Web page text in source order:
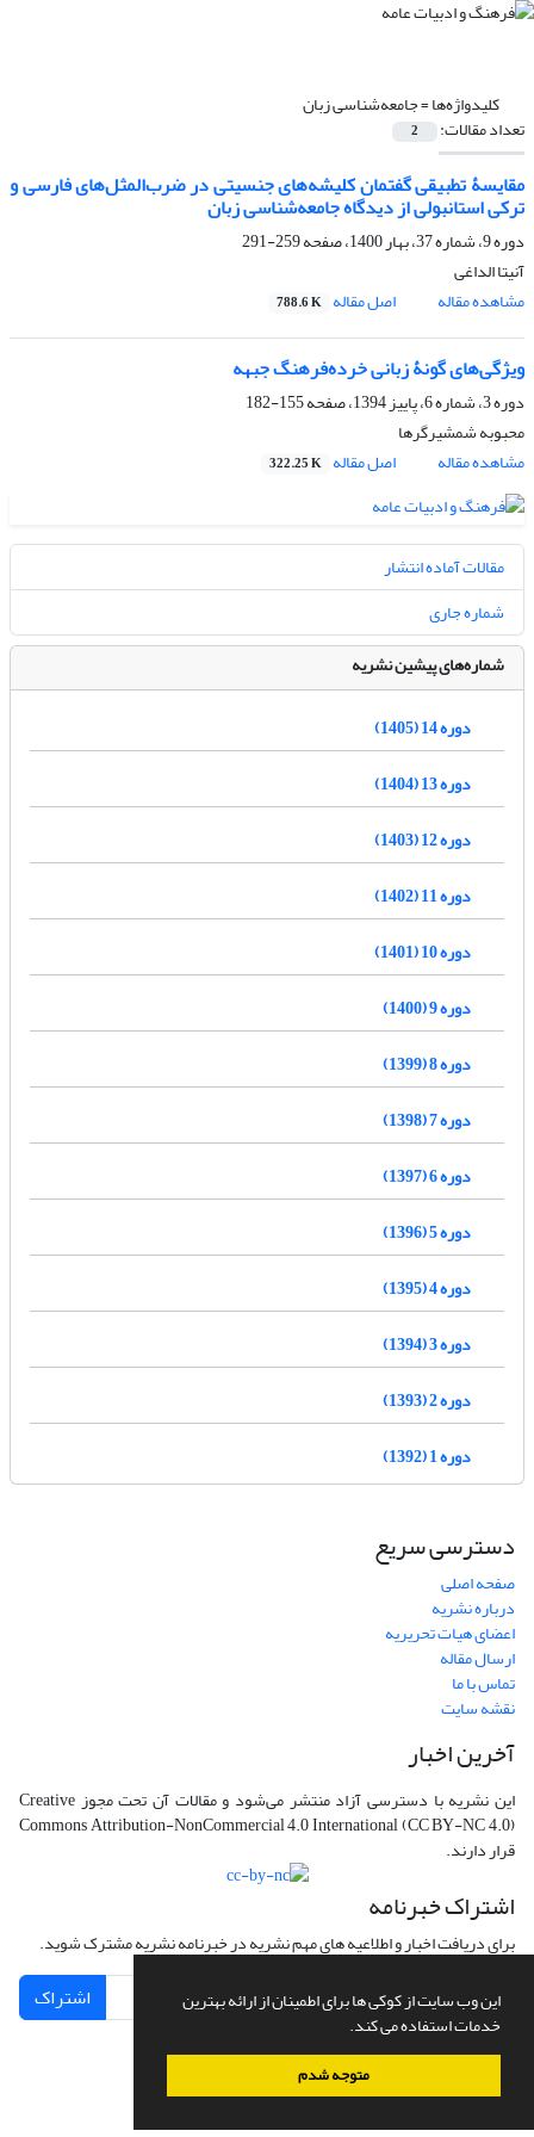
این وب سایت از کوکی ها برای اطمینان از ارائه بهترین
خدمات استفاده می کند.
متوجه شدم
کلیدواژه‌ها =جامعه‌شناسی زبان
تعداد مقالات: 2
مقایسۀ تطبیقی گفتمان کلیشه‌های جنسیتی در ضرب‌المثل‌های فارسی و
ترکی استانبولی از دیدگاه جامعه‌شناسی زبان
دوره 9، شماره 37، بهار 1400، صفحه
259-291
آنیتا الداغی
مشاهده مقاله
اصل مقاله 788.6 K
ویژگی‌های گونۀ زبانی خرده‌فرهنگ جبهه
دوره 3، شماره 6، پاییز 1394، صفحه
155-182
محبوبه شمشیرگرها
مشاهده مقاله
اصل مقاله 322.25 K
مقالات آماده انتشار
شماره جاری
شماره‌های پیشین نشریه
دوره 14 (1405)
دوره 13 (1404)
دوره 12 (1403)
دوره 11 (1402)
دوره 10 (1401)
دوره 9 (1400)
دوره 8 (1399)
دوره 7 (1398)
دوره 6 (1397)
دوره 5 (1396)
دوره 4 (1395)
دوره 3 (1394)
دوره 2 (1393)
دوره 1 (1392)
دسترسی سریع
صفحه اصلی
درباره نشریه
اعضای هیات تحریریه
ارسال مقاله
تماس با ما
نقشه سایت
آخرین اخبار
این نشریه با دسترسی آزاد منتشر می‌شود و مقالات آن تحت مجوز Creative
Commons Attribution-NonCommercial 4.0 International (CC BY-NC 4.0)
قرار دارند.
اشتراک خبرنامه
برای دریافت اخبار و اطلاعیه های مهم نشریه در خبرنامه نشریه مشترک شوید.
اشتراک
سامانه مدیریت نشریات علمی.طراحی و پیاده سازی ازسیناوب